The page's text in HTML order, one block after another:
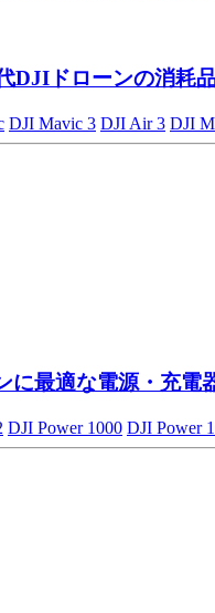
DJIドローンの消耗
DJI Mavic 3 DJI Air 3 DJI
に最適な電源・充電
DJI Power 1000 DJI Power